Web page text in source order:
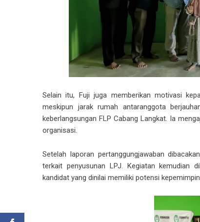
Selain itu, Fuji juga memberikan motivasi
meskipun jarak rumah antaranggota
keberlangsungan FLP Cabang Langkat. Ia
organisasi.
Setelah laporan pertanggungjawaban
terkait penyusunan LPJ. Kegiatan kemudian
kandidat yang dinilai memiliki potensi